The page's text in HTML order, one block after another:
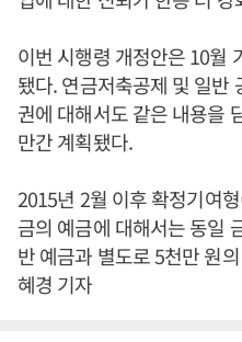
이번 시행령 개정안은 10월
됐다. 연금저축공제 및 일반
권에 대해서도 같은 내용을
만간 계획됐다.
2015년 2월 이후 확정기여
금의 예금에 대해서는 동일
반 예금과 별도로 5천만 원
혜경 기자